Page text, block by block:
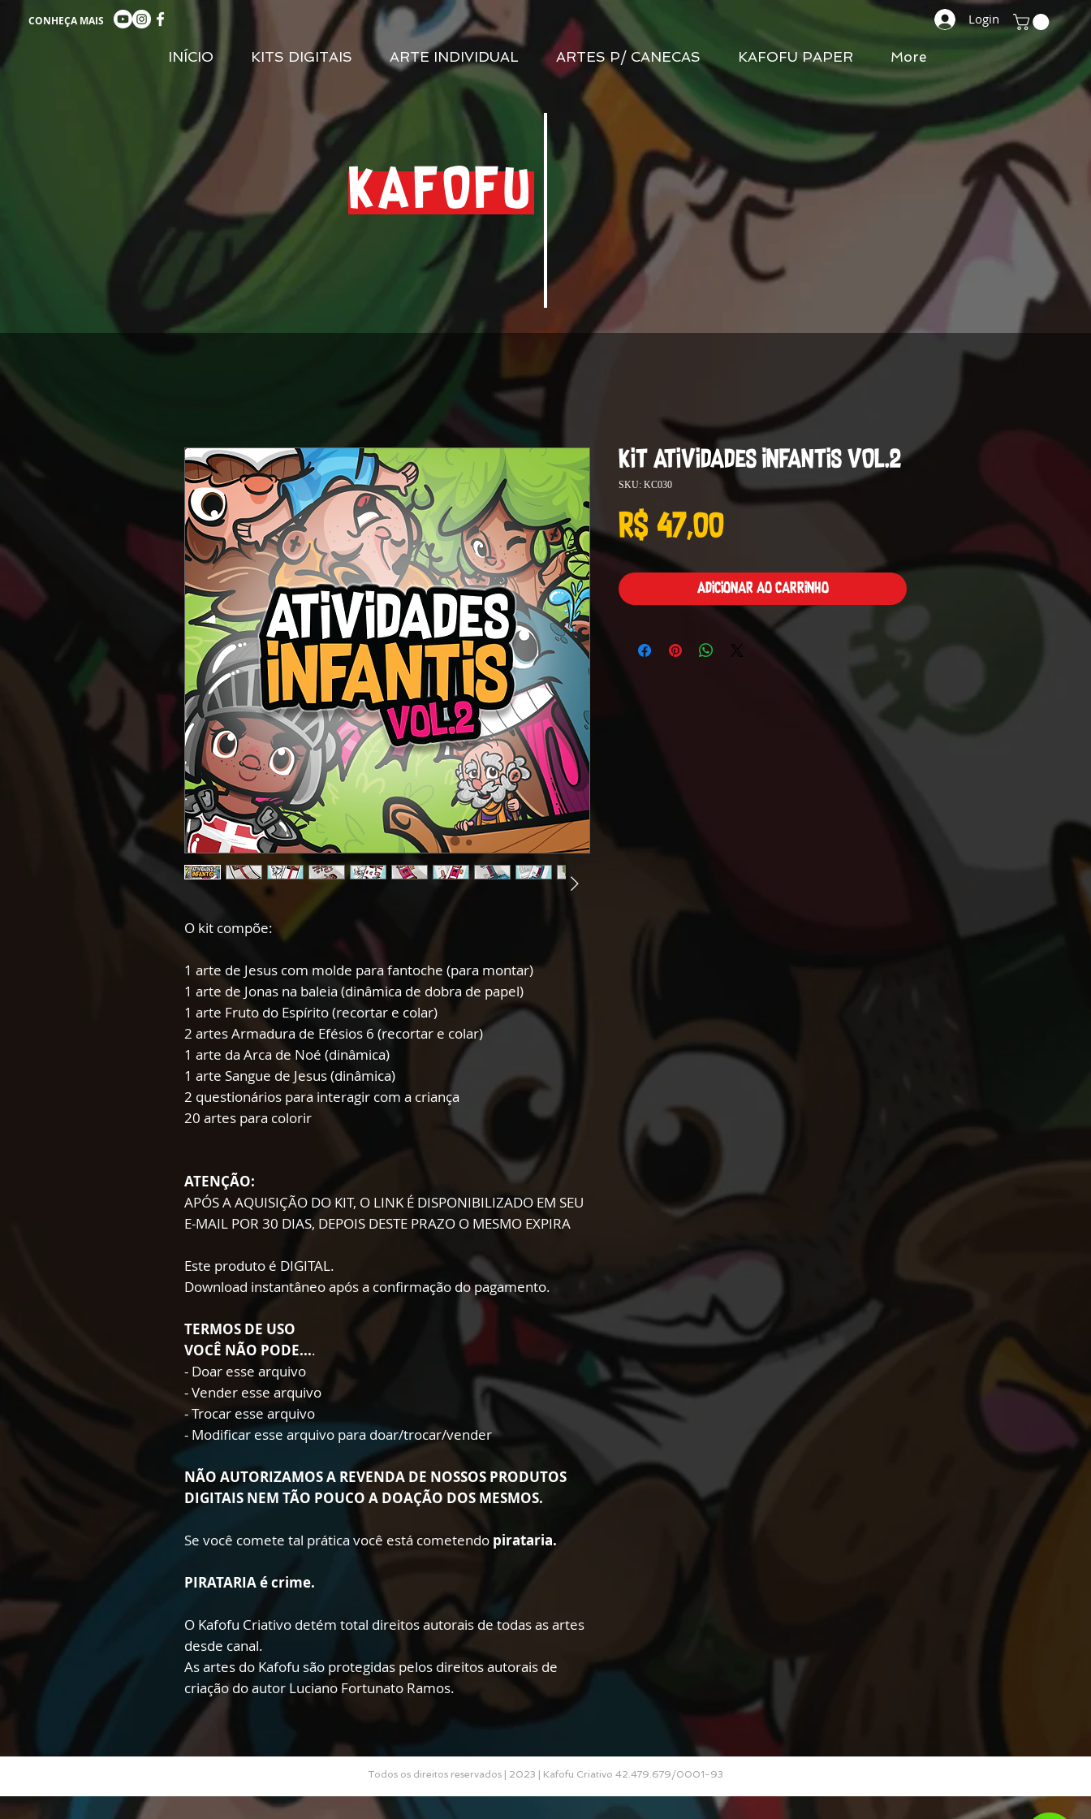
CONHEÇA MAIS Login
INÍCIO KITS DIGITAIS ARTE INDIVIDUAL ARTES P/ CANECAS KAFOFU PAPER More
KAFOFU
O kit compõe:
1 arte de Jesus com molde para fantoche (para montar)
1 arte de Jonas na baleia (dinâmica de dobra de papel)
1 arte Fruto do Espírito (recortar e colar)
2 artes Armadura de Efésios 6 (recortar e colar)
1 arte da Arca de Noé (dinâmica)
1 arte Sangue de Jesus (dinâmica)
2 questionários para interagir com a criança
20 artes para colorir
ATENÇÃO:
APÓS A AQUISIÇÃO DO KIT, O LINK É DISPONIBILIZADO EM SEU
E-MAIL POR 30 DIAS, DEPOIS DESTE PRAZO O MESMO EXPIRA
Este produto é DIGITAL.
Download instantâneo após a confirmação do pagamento.
TERMOS DE USO
VOCÊ NÃO PODE....
- Doar esse arquivo
- Vender esse arquivo
- Trocar esse arquivo
- Modificar esse arquivo para doar/trocar/vender
NÃO AUTORIZAMOS A REVENDA DE NOSSOS PRODUTOS
DIGITAIS NEM TÃO POUCO A DOAÇÃO DOS MESMOS.
Se você comete tal prática você está cometendo pirataria.
PIRATARIA é crime.
O Kafofu Criativo detém total direitos autorais de todas as artes
desde canal.
As artes do Kafofu são protegidas pelos direitos autorais de
criação do autor Luciano Fortunato Ramos.
Kit Atividades Infantis VOL.2
SKU: KC030
R$ 47,00Preço
Adicionar ao carrinho
Todos os direitos reservados | 2023 | Kafofu Criativo 42.479.679/0001-93